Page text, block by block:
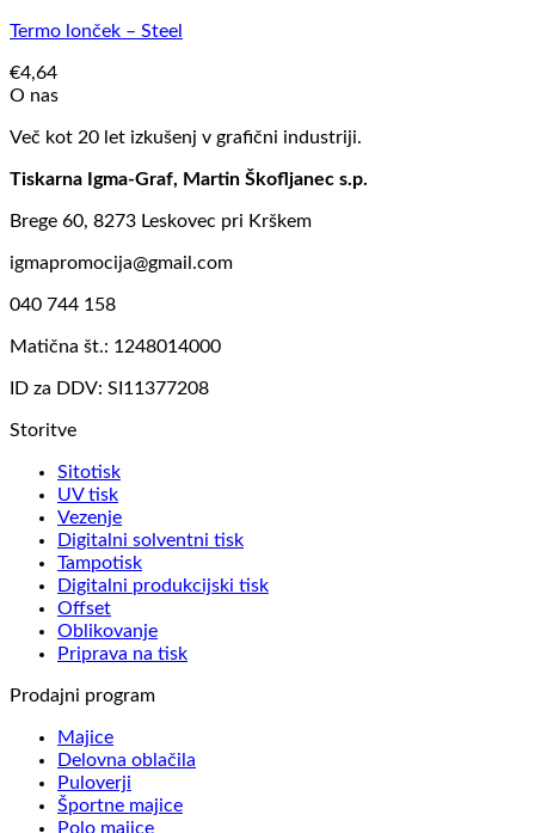
Termo lonček – Steel
€4,64
O nas
Več kot 20 let izkušenj v grafični industriji.
Tiskarna Igma-Graf, Martin Škofljanec s.p.
Brege 60, 8273 Leskovec pri Krškem
igmapromocija@gmail.com
040 744 158
Matična št.: 1248014000
ID za DDV: SI11377208
Storitve
Sitotisk
UV tisk
Vezenje
Digitalni solventni tisk
Tampotisk
Digitalni produkcijski tisk
Offset
Oblikovanje
Priprava na tisk
Prodajni program
Majice
Delovna oblačila
Puloverji
Športne majice
Polo majice